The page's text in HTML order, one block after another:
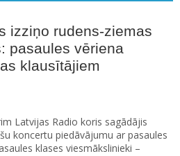
izziņo rudens-ziemas
pasaules vēriena
klausītājiem
Latvijas Radio koris sagādājis
koncertu piedāvājumu ar pasaules
klases viesmākslinieki –